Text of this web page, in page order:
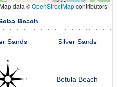
Map data ©OpenStreetMapcontributors
Beach
Sands Silver Sands
Betula Beach